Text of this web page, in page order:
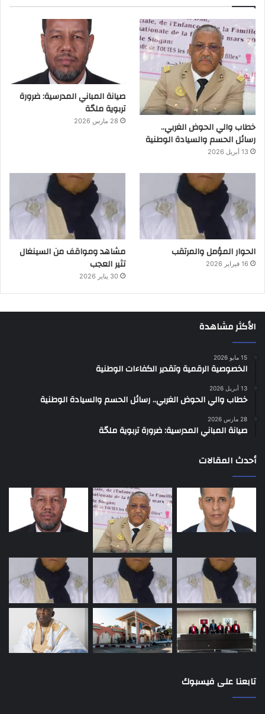
خطاب والي الحوض الغربي..
رسائل الحسم والسيادة الوطنية
13 أبريل 2026
صيانة المباني المدرسية: ضرورة
تربوية ملحّة
28 مارس 2026
الحوار المؤمل والمرتقب
16 فبراير 2026
مشاهد ومواقف من السينغال
تثير العجب
30 يناير 2026
الأكثر مشاهدة
15 مايو 2026
الخصوصية الرقمية وتقدير الكفاءات الوطنية
13 أبريل 2026
خطاب والي الحوض الغربي.. رسائل الحسم والسيادة الوطنية
28 مارس 2026
صيانة المباني المدرسية: ضرورة تربوية ملحّة
أحدث المقالات
تابعنا على فيسبوك